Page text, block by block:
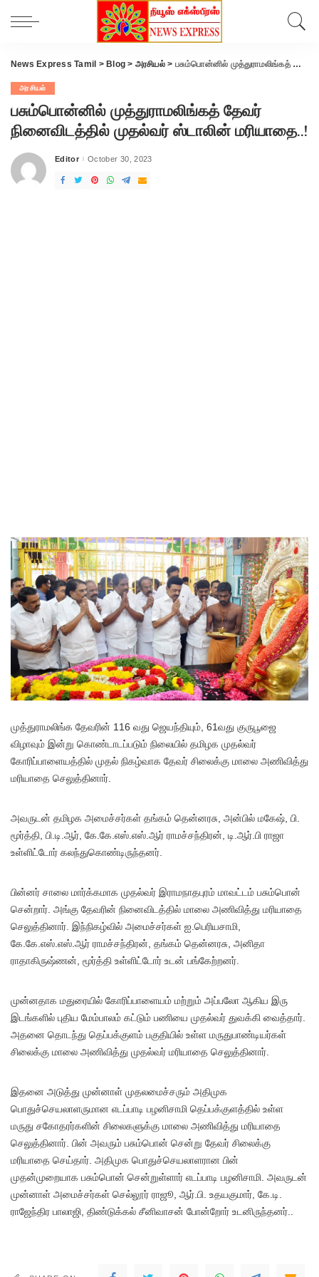
News Express Tamil > Blog > அரசியல்> பசும்பொன்னில் முத்துராமலிங்கத் தேவர் நினைவிடத்தில் முதல்வர் ஸ்டாலின் மரியாதை..!
அரசியல்
பசும்பொன்னில் முத்துராமலிங்கத் தேவர்
நினைவிடத்தில் முதல்வர் ஸ்டாலின் மரியாதை..!
Posted
Editor October 30, 2023
முத்துராமலிங்க தேவரின் 116 வது ஜெயந்தியும், 61வது குருபூஜை
விழாவும் இன்று கொண்டாடப்படும் நிலையில் தமிழக முதல்வர்
கோரிப்பாளையத்தில் முதல் நிகழ்வாக தேவர் சிலைக்கு மாலை அணிவித்து
மரியாதை செலுத்தினார்.
அவருடன் தமிழக அமைச்சர்கள் தங்கம் தென்னரசு, அன்பில் மகேஷ், பி.
மூர்த்தி, பி.டி.ஆர், கே.கே.எஸ்.எஸ்.ஆர் ராமச்சந்திரன், டி.ஆர்.பி ராஜா
உள்ளிட்டோர் கலந்துகொண்டிருந்தனர்.
பின்னர் சாலை மார்க்கமாக முதல்வர் இராமநாதபுரம் மாவட்டம் பசும்பொன்
சென்றார். அங்கு தேவரின் நினைவிடத்தில் மாலை அணிவித்து மரியாதை
செலுத்தினார். இந்நிகழ்வில் அமைச்சர்கள் ஐ.பெரியசாமி,
கே.கே.எஸ்.எஸ்.ஆர் ராமச்சந்திரன், தங்கம் தென்னரசு, அனிதா
ராதாகிருஷ்ணன், மூர்த்தி உள்ளிட்டோர் உடன் பங்கேற்றனர்.
முன்னதாக மதுரையில் கோரிப்பாளையம் மற்றும் அப்பலோ ஆகிய இரு
இடங்களில் புதிய மேம்பாலம் கட்டும் பணியை முதல்வர் துவக்கி வைத்தார்.
அதனை தொடந்து தெப்பக்குளம் பகுதியில் உள்ள மருதுபாண்டியர்கள்
சிலைக்கு மாலை அணிவித்து முதல்வர் மரியாதை செலுத்தினார்.
இதனை அடுத்து முன்னாள் முதலமைச்சரும் அதிமுக
பொதுச்செயலாளருமான எடப்பாடி பழனிசாமி தெப்பக்குளத்தில் உள்ள
மருது சகோதரர்களின் சிலைகளுக்கு மாலை அணிவித்து மரியாதை
செலுத்தினார். பின் அவரும் பசும்பொன் சென்று தேவர் சிலைக்கு
மரியாதை செய்தார். அதிமுக பொதுச்செயலாளரான பின்
முதன்முறையாக பசும்பொன் சென்றுள்ளார் எடப்பாடி பழனிசாமி. அவருடன்
முன்னாள் அமைச்சர்கள் செல்லூர் ராஜூ, ஆர்.பி. உதயகுமார், கே.டி.
ராஜேந்திர பாலாஜி, திண்டுக்கல் சீனிவாசன் போன்றோர் உடனிருந்தனர்..